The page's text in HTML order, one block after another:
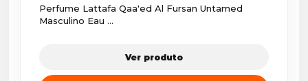
Perfume Lattafa Qaa'ed Al Fursan Untamed
Masculino Eau ...
Ver produto